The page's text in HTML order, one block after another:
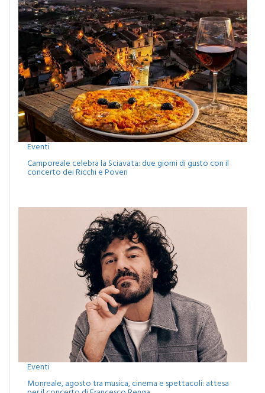
Eventi
Camporeale celebra la Sciavata: due giorni di gusto con il
concerto dei Ricchi e Poveri
Monreale, agosto tra musica, cinema e spettacoli: attesa
per il concerto di Francesco Renga